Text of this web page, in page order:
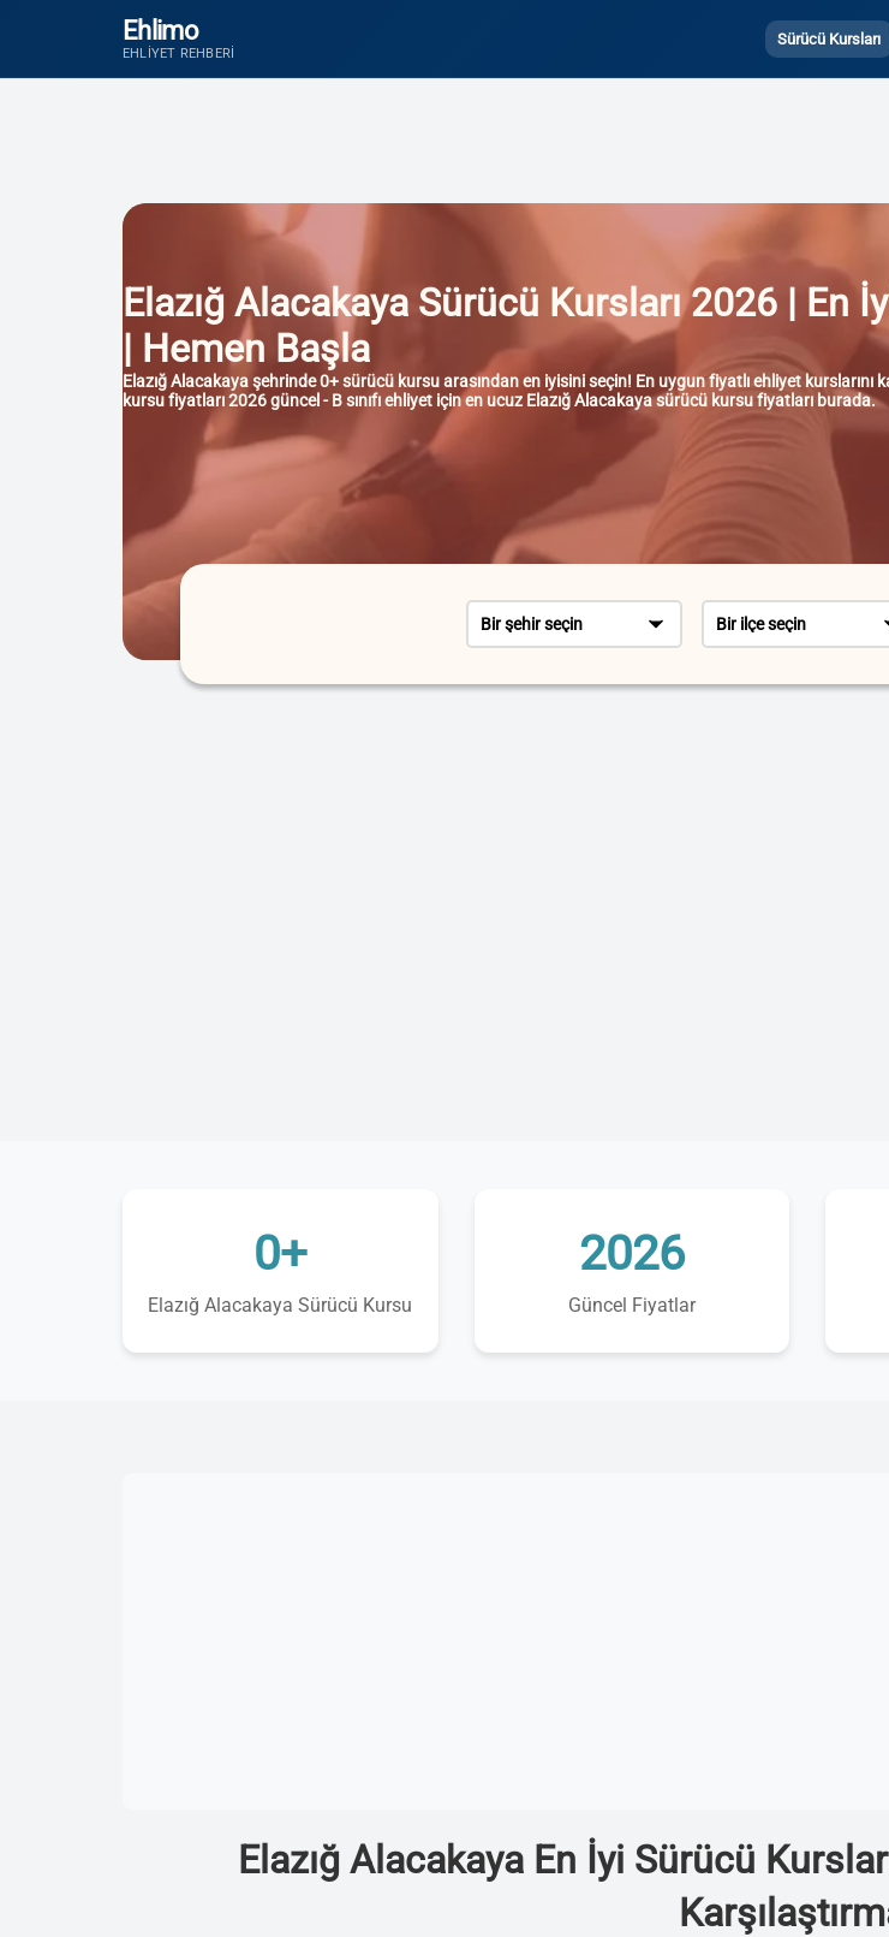
Ehlimo
EHLIYET REHBERI
Sürücü Kursları
Elazığ Alacakaya Sürücü Kursları 2026 | En
| Hemen Başla
Elazığ Alacakaya şehrinde 0+ sürücü kursu arasından en iyisini seçin! En uygun fiyatlı ehliyet kurslarını
kursu fiyatları 2026 güncel - B sınıfı ehliyet için en ucuz Elazığ Alacakaya sürücü kursu fiyatları burada.
Bir şehir seçin Bir ilçe seçin
0+
Elazığ Alacakaya Sürücü Kursu
2026
Güncel Fiyatlar
Elazığ Alacakaya En İyi Sürücü